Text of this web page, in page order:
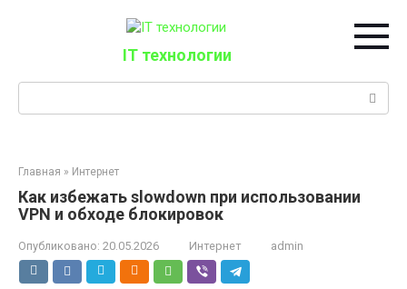
IT технологии
Главная » Интернет
Как избежать slowdown при использовании
VPN и обходе блокировок
Опубликовано: 20.05.2026 Интернет admin